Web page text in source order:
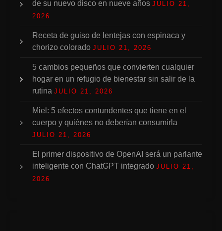
de su nuevo disco en nueve años JULIO 21,
2026
Receta de guiso de lentejas con espinaca y
chorizo colorado JULIO 21, 2026
5 cambios pequeños que convierten cualquier
hogar en un refugio de bienestar sin salir de la
rutina JULIO 21, 2026
Miel: 5 efectos contundentes que tiene en el
cuerpo y quiénes no deberían consumirla
JULIO 21, 2026
El primer dispositivo de OpenAI será un parlante
inteligente con ChatGPT integrado JULIO 21,
2026